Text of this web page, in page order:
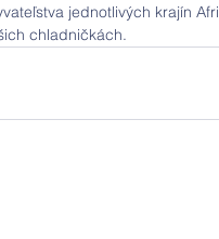
jednotlivých krajín
chladničkách.